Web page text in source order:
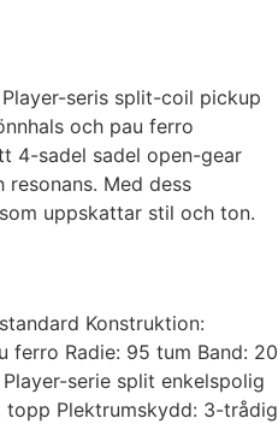
seris split-coil pickup
och pau ferro
4-sadel sadel open-gear
Med dess
uppskattar stil och ton.
Konstruktion:
ferro Radie: 95 tum Band: 20
serie split enkelspolig
topp Plektrumskydd: 3-trådig